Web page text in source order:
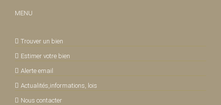
MENU
Trouver un bien
Estimer votre bien
Alerte email
Actualités,informations, lois
Nous contacter